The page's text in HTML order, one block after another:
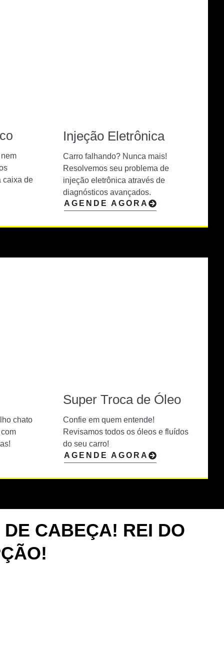
caixa de
Injeção Eletrônica
Carro falhando? Nunca mais!
Resolvemos seu problema de
injeção eletrônica através de
diagnósticos avançados.
AGENDE AGORA
chato
Super Troca de Óleo
Confie em quem entende!
Revisamos todos os óleos e fluídos
do seu carro!
AGENDE AGORA
CABEÇA! REI DO